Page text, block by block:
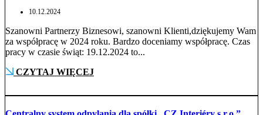
10.12.2024
Szanowni Partnerzy Biznesowi, szanowni Klienti,dziękujemy Wam
za współpracę w 2024 roku. Bardzo doceniamy współpracę. Czas
pracy w czasie świąt: 19.12.2024 to...
CZYTAJ WIĘCEJ